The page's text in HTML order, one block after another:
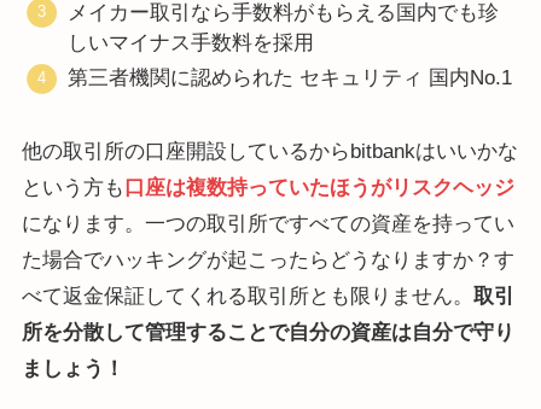
メイカー取引なら手数料がもらえる国内でも珍
しいマイナス手数料を採用
第三者機関に認められた セキュリティ 国内No.1
他の取引所の口座開設しているからbitbankはいいかな
という方も 口座は複数持っていたほうがリスクヘッジ
になります。一つの取引所ですべての資産を持ってい
た場合でハッキングが起こったらどうなりますか？す
べて返金保証してくれる取引所とも限りません。 取引
所を分散して管理することで自分の資産は自分で守り
ましょう！